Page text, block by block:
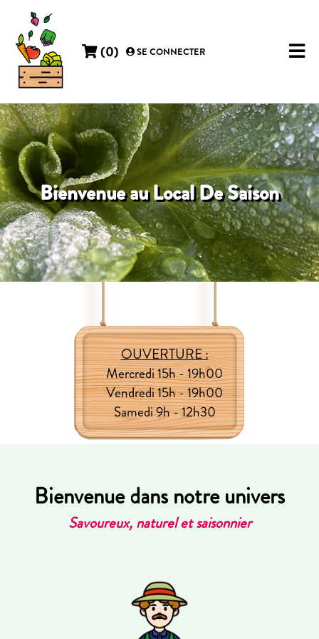
(0) SE CONNECTER
Bienvenue au Local De Saison
OUVERTURE :
Mercredi15h - 19h00
Vendredi15h - 19h00
Samedi9h - 12h30
Bienvenue dans notre univers
Savoureux, naturel et saisonnier